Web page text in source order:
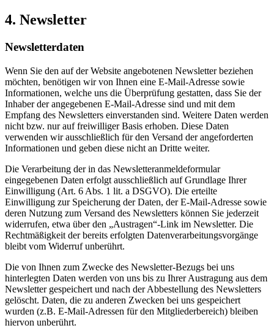
4. Newsletter
Newsletterdaten
Wenn Sie den auf der Website angebotenen Newsletter beziehen
möchten, benötigen wir von Ihnen eine E-Mail-Adresse sowie
Informationen, welche uns die Überprüfung gestatten, dass Sie der
Inhaber der angegebenen E-Mail-Adresse sind und mit dem
Empfang des Newsletters einverstanden sind. Weitere Daten werden
nicht bzw. nur auf freiwilliger Basis erhoben. Diese Daten
verwenden wir ausschließlich für den Versand der angeforderten
Informationen und geben diese nicht an Dritte weiter.
Die Verarbeitung der in das Newsletteranmeldeformular
eingegebenen Daten erfolgt ausschließlich auf Grundlage Ihrer
Einwilligung (Art. 6 Abs. 1 lit. a DSGVO). Die erteilte
Einwilligung zur Speicherung der Daten, der E-Mail-Adresse sowie
deren Nutzung zum Versand des Newsletters können Sie jederzeit
widerrufen, etwa über den „Austragen“-Link im Newsletter. Die
Rechtmäßigkeit der bereits erfolgten Datenverarbeitungsvorgänge
bleibt vom Widerruf unberührt.
Die von Ihnen zum Zwecke des Newsletter-Bezugs bei uns
hinterlegten Daten werden von uns bis zu Ihrer Austragung aus dem
Newsletter gespeichert und nach der Abbestellung des Newsletters
gelöscht. Daten, die zu anderen Zwecken bei uns gespeichert
wurden (z.B. E-Mail-Adressen für den Mitgliederbereich) bleiben
hiervon unberührt.